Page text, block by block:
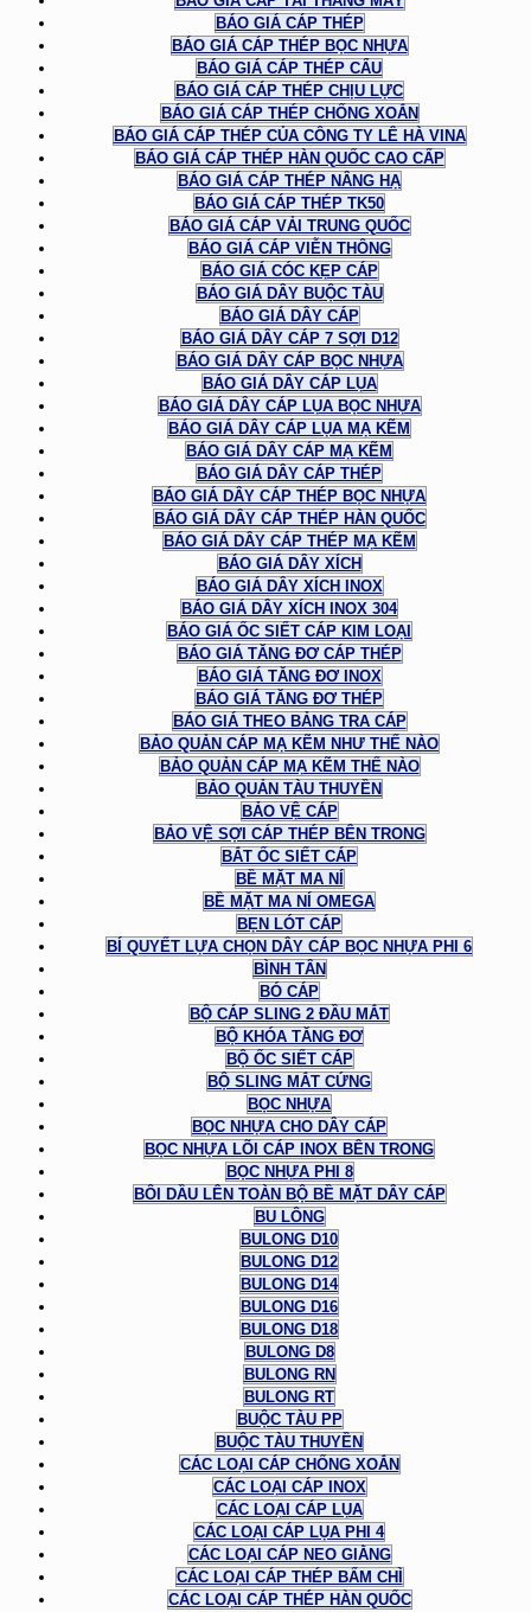
BÁO GIÁ CÁP THÉP
BÁO GIÁ CÁP THÉP BỌC NHỰA
BÁO GIÁ CÁP THÉP CẨU
BÁO GIÁ CÁP THÉP CHỊU LỰC
BÁO GIÁ CÁP THÉP CHỐNG XOẮN
BÁO GIÁ CÁP THÉP CỦA CÔNG TY LÊ HÀ VINA
BÁO GIÁ CÁP THÉP HÀN QUỐC CAO CẤP
BÁO GIÁ CÁP THÉP NÂNG HẠ
BÁO GIÁ CÁP THÉP TK50
BÁO GIÁ CÁP VẢI TRUNG QUỐC
BÁO GIÁ CÁP VIỄN THÔNG
BÁO GIÁ CÓC KẸP CÁP
BÁO GIÁ DÂY BUỘC TÀU
BÁO GIÁ DÂY CÁP
BÁO GIÁ DÂY CÁP 7 SỢI D12
BÁO GIÁ DÂY CÁP BỌC NHỰA
BÁO GIÁ DÂY CÁP LỤA
BÁO GIÁ DÂY CÁP LỤA BỌC NHỰA
BÁO GIÁ DÂY CÁP LỤA MẠ KẼM
BÁO GIÁ DÂY CÁP MẠ KẼM
BÁO GIÁ DÂY CÁP THÉP
BÁO GIÁ DÂY CÁP THÉP BỌC NHỰA
BÁO GIÁ DÂY CÁP THÉP HÀN QUỐC
BÁO GIÁ DÂY CÁP THÉP MẠ KẼM
BÁO GIÁ DÂY XÍCH
BÁO GIÁ DÂY XÍCH INOX
BÁO GIÁ DÂY XÍCH INOX 304
BÁO GIÁ ỐC SIẾT CÁP KIM LOẠI
BÁO GIÁ TĂNG ĐƠ CÁP THÉP
BÁO GIÁ TĂNG ĐƠ INOX
BÁO GIÁ TĂNG ĐƠ THÉP
BÁO GIÁ THEO BẢNG TRA CÁP
BẢO QUẢN CÁP MẠ KẼM NHƯ THẾ NÀO
BẢO QUẢN CÁP MẠ KẼM THẾ NÀO
BẢO QUẢN TÀU THUYỀN
BẢO VỆ CÁP
BẢO VỆ SỢI CÁP THÉP BÊN TRONG
BẮT ỐC SIẾT CÁP
BỀ MẶT MA NÍ
BỀ MẶT MA NÍ OMEGA
BẸN LÓT CÁP
BÍ QUYẾT LỰA CHỌN DÂY CÁP BỌC NHỰA PHI 6
BÌNH TÂN
BÓ CÁP
BỘ CÁP SLING 2 ĐẦU MẮT
BỘ KHÓA TĂNG ĐƠ
BỘ ỐC SIẾT CÁP
BỘ SLING MẮT CỨNG
BỌC NHỰA
BỌC NHỰA CHO DÂY CÁP
BỌC NHỰA LÕI CÁP INOX BÊN TRONG
BỌC NHỰA PHI 8
BÔI DẦU LÊN TOÀN BỘ BỀ MẶT DÂY CÁP
BU LÔNG
BULONG D10
BULONG D12
BULONG D14
BULONG D16
BULONG D18
BULONG D8
BULONG RN
BULONG RT
BUỘC TÀU PP
BUỘC TÀU THUYỀN
CÁC LOẠI CÁP CHỐNG XOẮN
CÁC LOẠI CÁP INOX
CÁC LOẠI CÁP LỤA
CÁC LOẠI CÁP LỤA PHI 4
CÁC LOẠI CÁP NEO GIẰNG
CÁC LOẠI CÁP THÉP BẤM CHÌ
CÁC LOẠI CÁP THÉP HÀN QUỐC